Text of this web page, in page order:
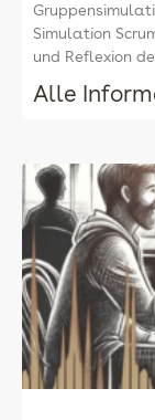
Simulation
und Reflexion
Alle